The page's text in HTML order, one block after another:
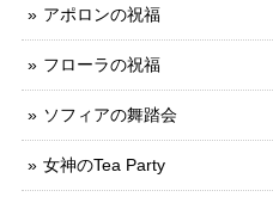
アポロンの祝福
フローラの祝福
ソフィアの舞踏会
女神のTea Party